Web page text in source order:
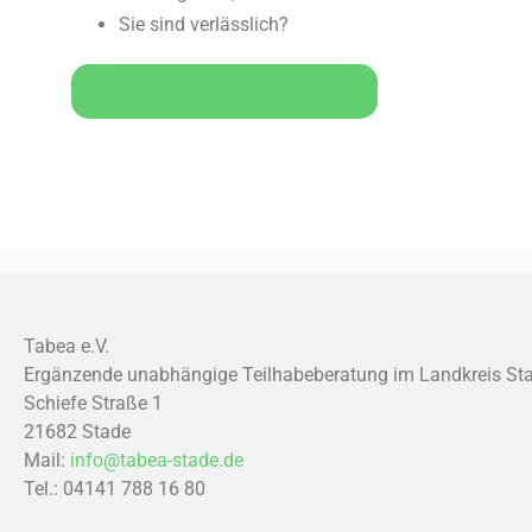
Sie sind verlässlich?
Tabea e.V.
Ergänzende unabhängige Teilhabeberatung im Landkreis
Schiefe Straße 1
21682 Stade
Mail: info@tabea-stade.de
Tel.: 04141 788 16 80